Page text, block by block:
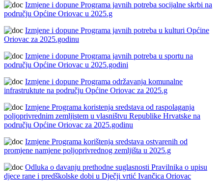
Izmjene i dopune Programa javnih potreba socijalne skrbi na
području Općine Oriovac u 2025.g
Izmjene i dopune Programa javnih potreba u kulturi Općine
Oriovac za 2025.godinu
Izmjene i dopune Programa javnih potreba u sportu na
području Općine Oriovac u 2025.godini
Izmjene i dopune Programa održavanja komunalne
infrastruktute na području Općine Oriovac za 2025.g
Izmjene Programa koristenja sredstava od raspolaganja
poljoprivrednim zemljistem u vlasništvu Republike Hrvatske na
području Općine Oriovac za 2025.godinu
Izmjene Programa korištenja sredstava ostvarenih od
promjene namjene poljoprivrednog zemljišta u 2025.g
Odluka o davanju prethodne suglasnosti Pravilnika o upisu
djece rane i predškolske dobi u Dječji vrtić Ivančica Oriovac